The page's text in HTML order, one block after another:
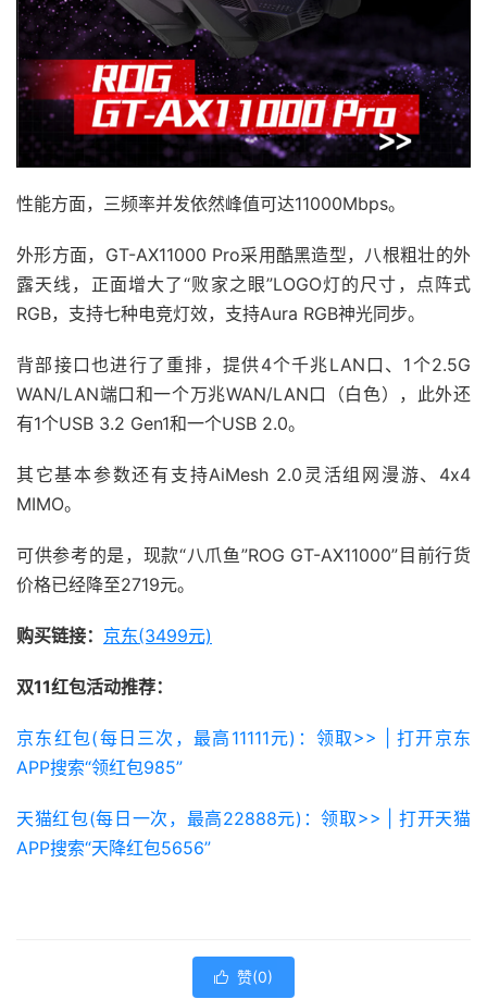
性能方面，三频率并发依然峰值可达11000Mbps。
外形方面，GT-AX11000 Pro采用酷黑造型，八根粗壮的外
露天线，正面增大了“败家之眼”LOGO灯的尺寸，点阵式
RGB，支持七种电竞灯效，支持Aura RGB神光同步。
背部接口也进行了重排，提供4个千兆LAN口、1个2.5G
WAN/LAN端口和一个万兆WAN/LAN口（白色），此外还
有1个USB 3.2 Gen1和一个USB 2.0。
其它基本参数还有支持AiMesh 2.0灵活组网漫游、4x4
MIMO。
可供参考的是，现款“八爪鱼”ROG GT-AX11000”目前行货
价格已经降至2719元。
购买链接： 京东(3499元)
双11红包活动推荐：
京东红包(每日三次，最高11111元)：领取>> | 打开京东
APP搜索“领红包985”
天猫红包(每日一次，最高22888元)：领取>> | 打开天猫
APP搜索“天降红包5656”
 赞(0)